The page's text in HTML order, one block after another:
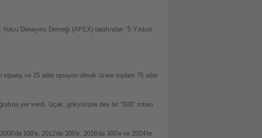
Deneyimi Derneği (APEX) tarafından "5 Yıldızlı
sipariş ve 25 adet opsiyon olmak üzere toplam 75 adet
yer verdi. Uçak, gökyüzüne dev bir "500" rotası
100'e, 2012'de 200'e, 2016'da 300'e ve 2024'te